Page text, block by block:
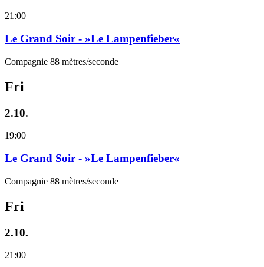
21:00
Le Grand Soir - »Le Lampenfieber«
Compagnie 88 mètres/seconde
Fri
2.10.
19:00
Le Grand Soir - »Le Lampenfieber«
Compagnie 88 mètres/seconde
Fri
2.10.
21:00